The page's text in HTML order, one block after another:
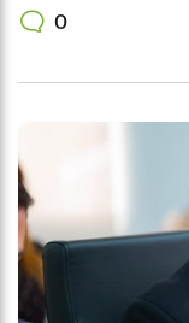
0